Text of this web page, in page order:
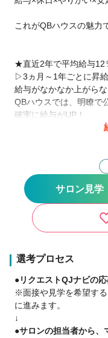
これがQBハウスの魅力
★直近2年で平均給与
▷3ヵ月～1年ごとに昇給
給与がなかなか上がらな
QBハウスでは、明瞭で
確実に給与がUP！
「10年もスタイリスト
★大手ならではの手厚
◎ライフスタイルサポ
～地方から都心部へ～
家賃補助 最大４万円
入社1ヶ月後に 10万円支
家具付き物件あり
※規定あり
チームワークで店舗の
サロン見学
選考プロセス
●リクエストQJナビの
※面接や見学を希望す
に進みます。
↓
●サロンの担当者から、